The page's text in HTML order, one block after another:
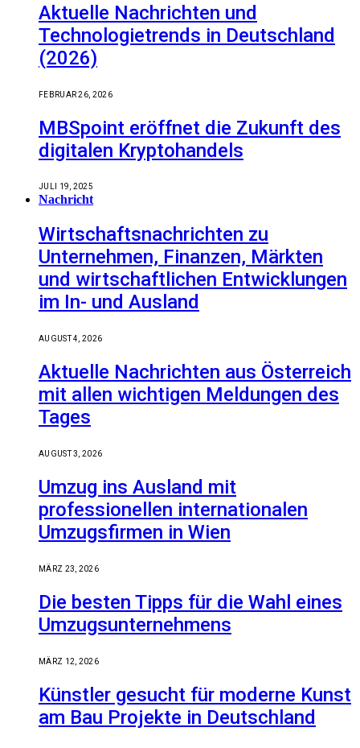
Aktuelle Nachrichten und
Technologietrends in Deutschland
(2026)
FEBRUAR 26, 2026
MBSpoint eröffnet die Zukunft des
digitalen Kryptohandels
JULI 19, 2025
Nachricht
Wirtschaftsnachrichten zu
Unternehmen, Finanzen, Märkten
und wirtschaftlichen Entwicklungen
im In- und Ausland
AUGUST 4, 2026
Aktuelle Nachrichten aus Österreich
mit allen wichtigen Meldungen des
Tages
AUGUST 3, 2026
Umzug ins Ausland mit
professionellen internationalen
Umzugsfirmen in Wien
MÄRZ 23, 2026
Die besten Tipps für die Wahl eines
Umzugsunternehmens
MÄRZ 12, 2026
Künstler gesucht für moderne Kunst
am Bau Projekte in Deutschland